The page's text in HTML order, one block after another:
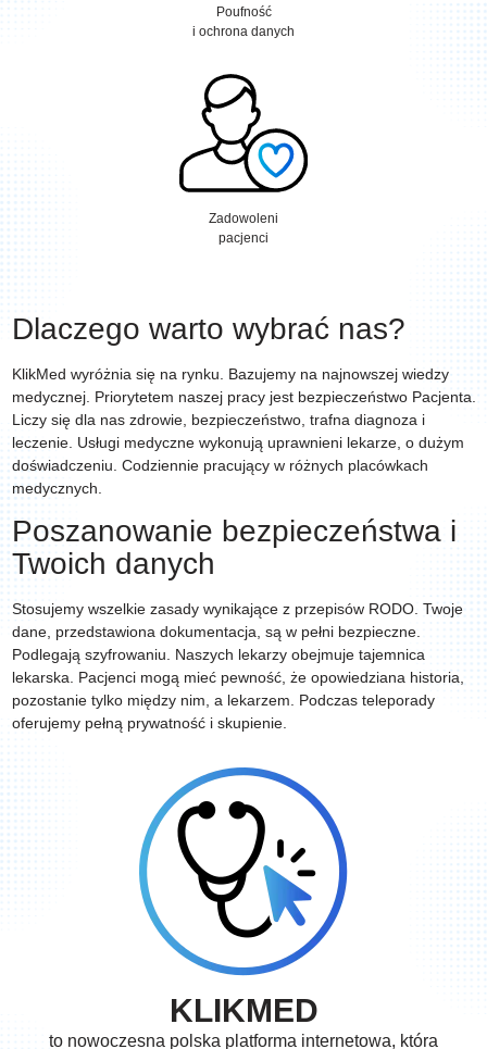
Poufność
i ochrona danych
Zadowoleni
pacjenci
Dlaczego warto wybrać nas?
KlikMed wyróżnia się na rynku. Bazujemy na najnowszej wiedzy
medycznej. Priorytetem naszej pracy jest bezpieczeństwo Pacjenta.
Liczy się dla nas zdrowie, bezpieczeństwo, trafna diagnoza i
leczenie. Usługi medyczne wykonują uprawnieni lekarze, o dużym
doświadczeniu. Codziennie pracujący w różnych placówkach
medycznych.
Poszanowanie bezpieczeństwa i
Twoich danych
Stosujemy wszelkie zasady wynikające z przepisów RODO. Twoje
dane, przedstawiona dokumentacja, są w pełni bezpieczne.
Podlegają szyfrowaniu. Naszych lekarzy obejmuje tajemnica
lekarska. Pacjenci mogą mieć pewność, że opowiedziana historia,
pozostanie tylko między nim, a lekarzem. Podczas teleporady
oferujemy pełną prywatność i skupienie.
KLIKMED
to nowoczesna polska platforma internetowa, która